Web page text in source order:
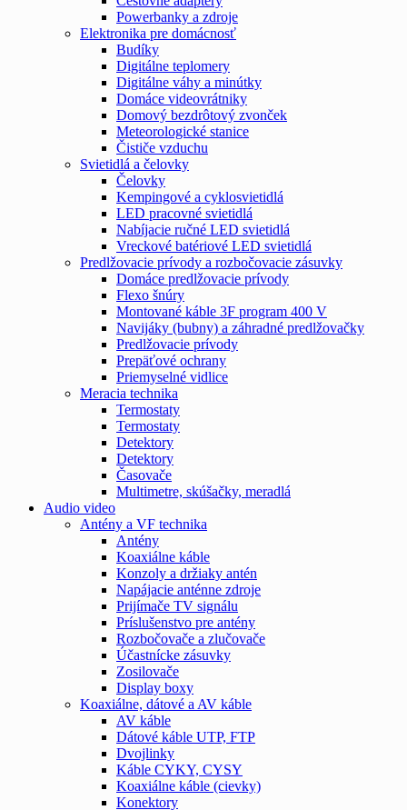
Powerbanky a zdroje
Elektronika pre domácnosť
Budíky
Digitálne teplomery
Digitálne váhy a minútky
Domáce videovrátniky
Domový bezdrôtový zvonček
Meteorologické stanice
Čističe vzduchu
Svietidlá a čelovky
Čelovky
Kempingové a cyklosvietidlá
LED pracovné svietidlá
Nabíjacie ručné LED svietidlá
Vreckové batériové LED svietidlá
Predlžovacie prívody a rozbočovacie zásuvky
Domáce predlžovacie prívody
Flexo šnúry
Montované káble 3F program 400 V
Navijáky (bubny) a záhradné predlžovačky
Predlžovacie prívody
Prepäťové ochrany
Priemyselné vidlice
Meracia technika
Termostaty
Termostaty
Detektory
Detektory
Časovače
Multimetre, skúšačky, meradlá
Audio video
Antény a VF technika
Antény
Koaxiálne káble
Konzoly a držiaky antén
Napájacie anténne zdroje
Prijímače TV signálu
Príslušenstvo pre antény
Rozbočovače a zlučovače
Účastnícke zásuvky
Zosilovače
Display boxy
Koaxiálne, dátové a AV káble
AV káble
Dátové káble UTP, FTP
Dvojlinky
Káble CYKY, CYSY
Koaxiálne káble (cievky)
Konektory